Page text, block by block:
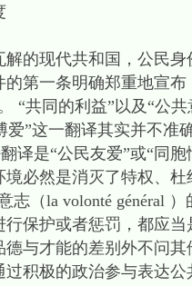
现代共和国，公民身
第一条明确郑重地宣
“共同的利益”以及“公
爱”这一翻译其实并不
译是“公民友爱”或“同
必然是消灭了特权、
志（la volonté général
保护或者惩罚，都应
与才能的差别外不问
积极的政治参与表达